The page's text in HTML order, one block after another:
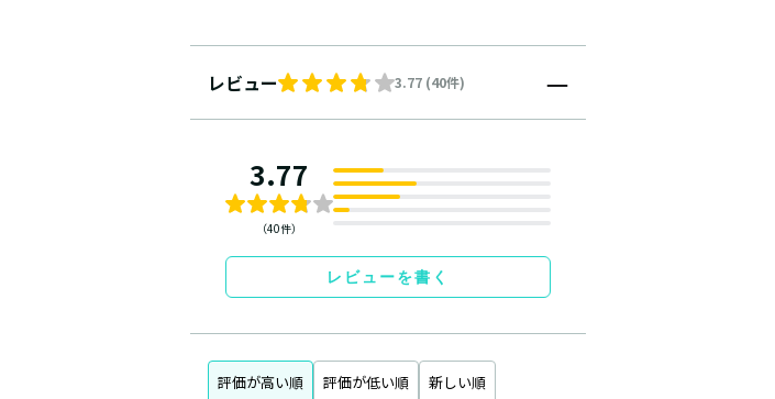
レビュー 3.77 (40件)
3.77
（40件）
レビューを書く
評価が高い順 評価が低い順 新しい順